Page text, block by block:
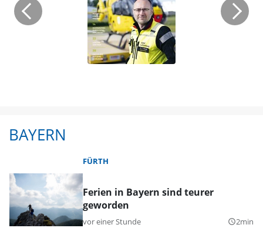
BAYERN
FÜRTH
Ferien in Bayern sind teurer
geworden
vor einer Stunde query_builder2min